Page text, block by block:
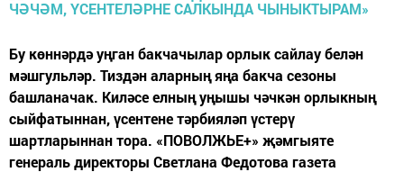
Бу көннәрдә уңган бакчачылар орлык сайлау белән
мәшгульләр. Тиздән аларның яңа бакча сезоны
башланачак. Киләсе елның уңышы чәчкән орлыкның
сыйфатыннан, үсентене тәрбияләп үстерү
шартларыннан тора. «ПОВОЛЖЬЕ+» җәмгыяте
генераль директоры Светлана Федотова газета